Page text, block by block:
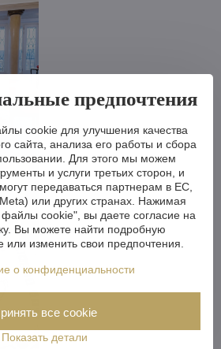
предпочтения
cookie для улучшения качества
сайта, анализа его работы и сбора
Для этого мы можем
и услуги третьих сторон, и
передаваться партнерам в ЕС,
или других странах. Нажимая
файлы cookie", вы даете согласие на
Вы можете найти подробную
изменить свои предпочтения.
о конфиденциальности
Показать детали
все cookie